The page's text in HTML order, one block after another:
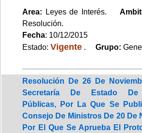
Area: Leyes de Interés.
Resolución.
Fecha: 10/12/2015
Estado: Vigente . Grupo:
Resolución De 26 De
Secretaría De Estado De
Públicas, Por La Que Se
Consejo De Ministros De 20 De
Por El Que Se Aprueba El